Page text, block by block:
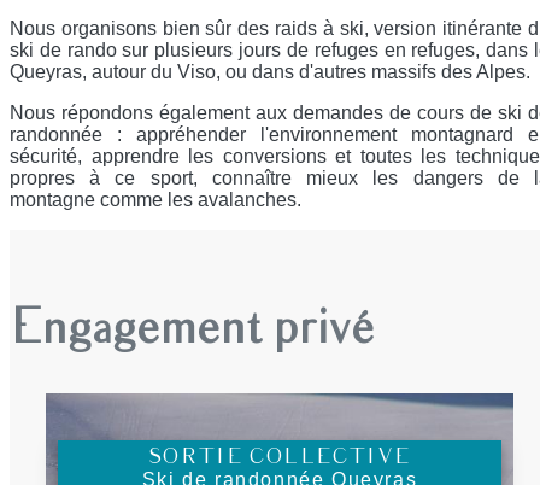
Nous organisons bien sûr des raids à ski, version itinérante
ski de rando sur plusieurs jours de refuges en refuges, dans
Queyras, autour du Viso, ou dans d'autres massifs des Alpes.
Nous répondons également aux demandes de cours de ski
randonnée : appréhender l'environnement montagnard
sécurité, apprendre les conversions et toutes les
propres à ce sport, connaître mieux les dangers de
montagne comme les avalanches.
Engagement privé
SORTIE COLLECTIVE
Ski de randonnée Queyras